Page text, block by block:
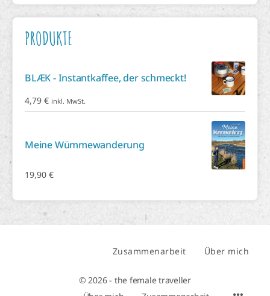
PRODUKTE
BLÆK - Instantkaffee, der schmeckt!
4,79 € inkl. MwSt.
Meine Wümmewanderung
19,90 €
Zusammenarbeit Über mich
© 2026 - the female traveller